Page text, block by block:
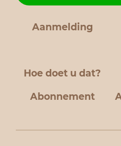
Aanmelding
Hoe doet u dat?
Abonnement